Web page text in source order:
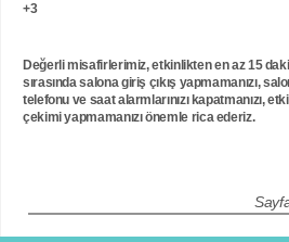
+3
Değerli misafirlerimiz, etkinlikten en az 15
sırasında salona giriş çıkış yapmamanızı,
telefonu ve saat alarmlarınızı kapatmanızı,
çekimi yapmamanızı önemle rica ederiz.